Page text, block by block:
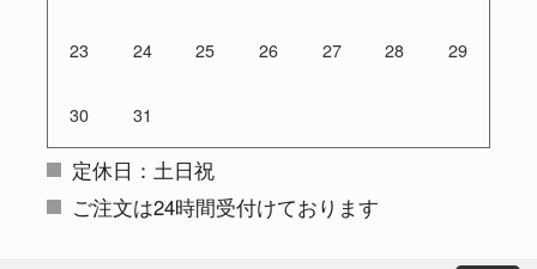
23 24 25 26 27 28 29
30 31
定休日：土日祝
ご注文は24時間受付けております